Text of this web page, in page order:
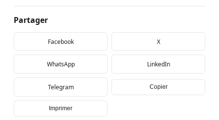
Partager
Facebook X
WhatsApp LinkedIn
Telegram Copier
Imprimer